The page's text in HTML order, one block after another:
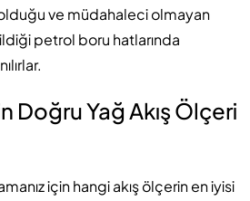
ve müdahaleci olmayan
petrol boru hatlarında
Doğru Yağ Akış Ölçeri
için hangi akış ölçerin en iyisi